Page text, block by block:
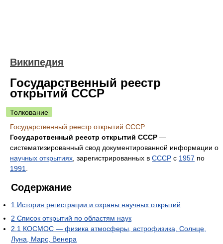
Википедия
Государственный реестр
открытий СССР
Толкование
Государственный реестр открытий СССР
Государственный реестр открытий СССР —
систематизированный свод документированной информации о
научных открытиях , зарегистрированных в СССР с 1957 по
1991
Содержание
1 История регистрации и охраны научных открытий
2 Список открытий по областям наук
2.1 КОСМОС — физика атмосферы, астрофизика, Солнце,
Луна, Марс, Венера